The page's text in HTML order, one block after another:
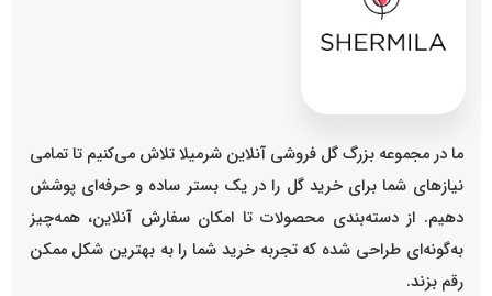
ما در مجموعه بزرگ گل فروشی آنلاین شرمیلا تلاش می‌کنیم تا تمامی
نیازهای شما برای خرید گل را در یک بستر ساده و حرفه‌ای پوشش
دهیم. از دسته‌بندی محصولات تا امکان سفارش آنلاین، همه‌چیز
به‌گونه‌ای طراحی شده که تجربه خرید شما را به بهترین شکل ممکن
رقم بزند.